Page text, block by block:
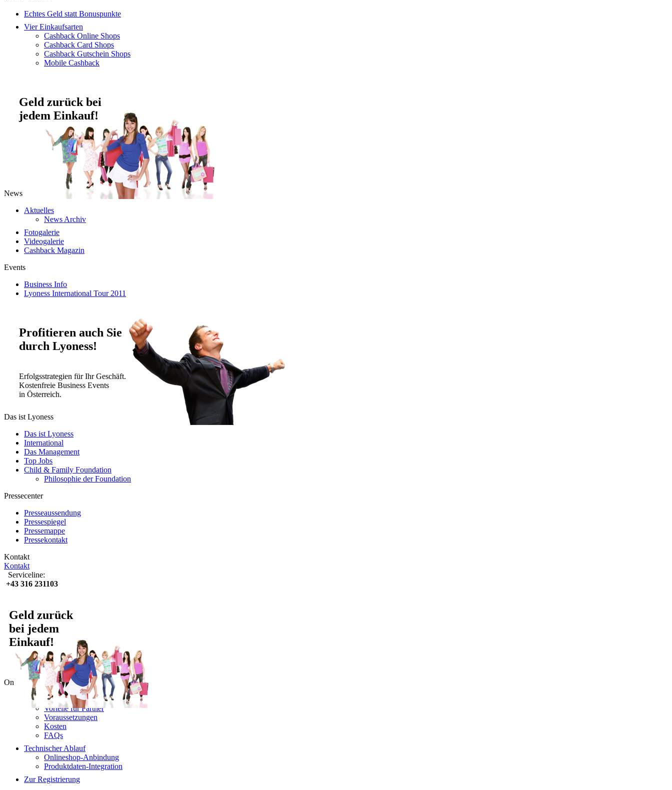
Echtes Geld statt Bonuspunkte
Vier Einkaufsarten
Cashback Online Shops
Cashback Card Shops
Cashback Gutschein Shops
Mobile Cashback
Geld zurück bei
jedem Einkauf!
News
Aktuelles
News Archiv
Fotogalerie
Videogalerie
Cashback Magazin
Events
Business Info
Lyoness International Tour 2011
Profitieren auch Sie
durch Lyoness!
Erfolgsstrategien für Ihr Geschäft.
Kostenfreie Business Events
in Österreich.
Das ist Lyoness
Das ist Lyoness
International
Das Management
Top Jobs
Child & Family Foundation
Philosophie der Foundation
Pressecenter
Presseaussendung
Pressespiegel
Pressemappe
Pressekontakt
Kontakt
Kontakt
Serviceline:
+43 316 231103
Geld zurück
bei jedem
Einkauf!
Online-Partner
Lyoness nutzen
Vorteile für Partner
Voraussetzungen
Kosten
FAQs
Technischer Ablauf
Onlineshop-Anbindung
Produktdaten-Integration
Zur Registrierung